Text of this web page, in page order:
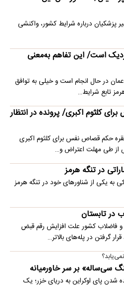
پزشکیان درباره شرایط کشور، واکنشی
است/ این تفاهم به‌معنی
در حال انجام است و خیلی به توافق
تابع شرایط…
برای کلثوم اکبری/ پرونده در انتظار
قوه قضاییه از صدور ۱۰ فقره حکم قصاص نفس برای کلثوم اکبری
از طی مهلت اعتراض و…
در تنگه هرمز
به یکی از شناورهای خود در تنگه هرمز
در تابستان
فاضلاب کشور علت افزایش رقم قبض
گرفتن در پله‌های بالاتر…
سی‌ساله» بر سر خاورمیانه
شدن پای اوکراین به دریای خزر؛ یک